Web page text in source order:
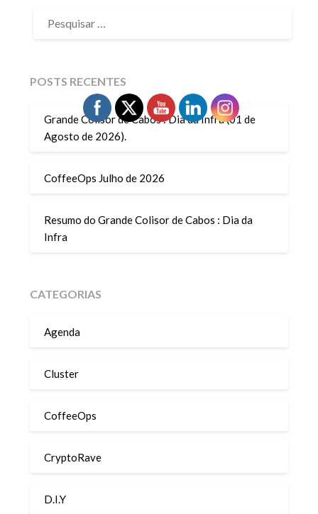
POR:
POSTS RECENTES
Grande Colisor de Cabos : Dia da Infra (01 de
Agosto de 2026).
CoffeeOps Julho de 2026
Resumo do Grande Colisor de Cabos : Dia da
Infra
CATEGORIAS
Agenda
Cluster
CoffeeOps
CryptoRave
D.I.Y